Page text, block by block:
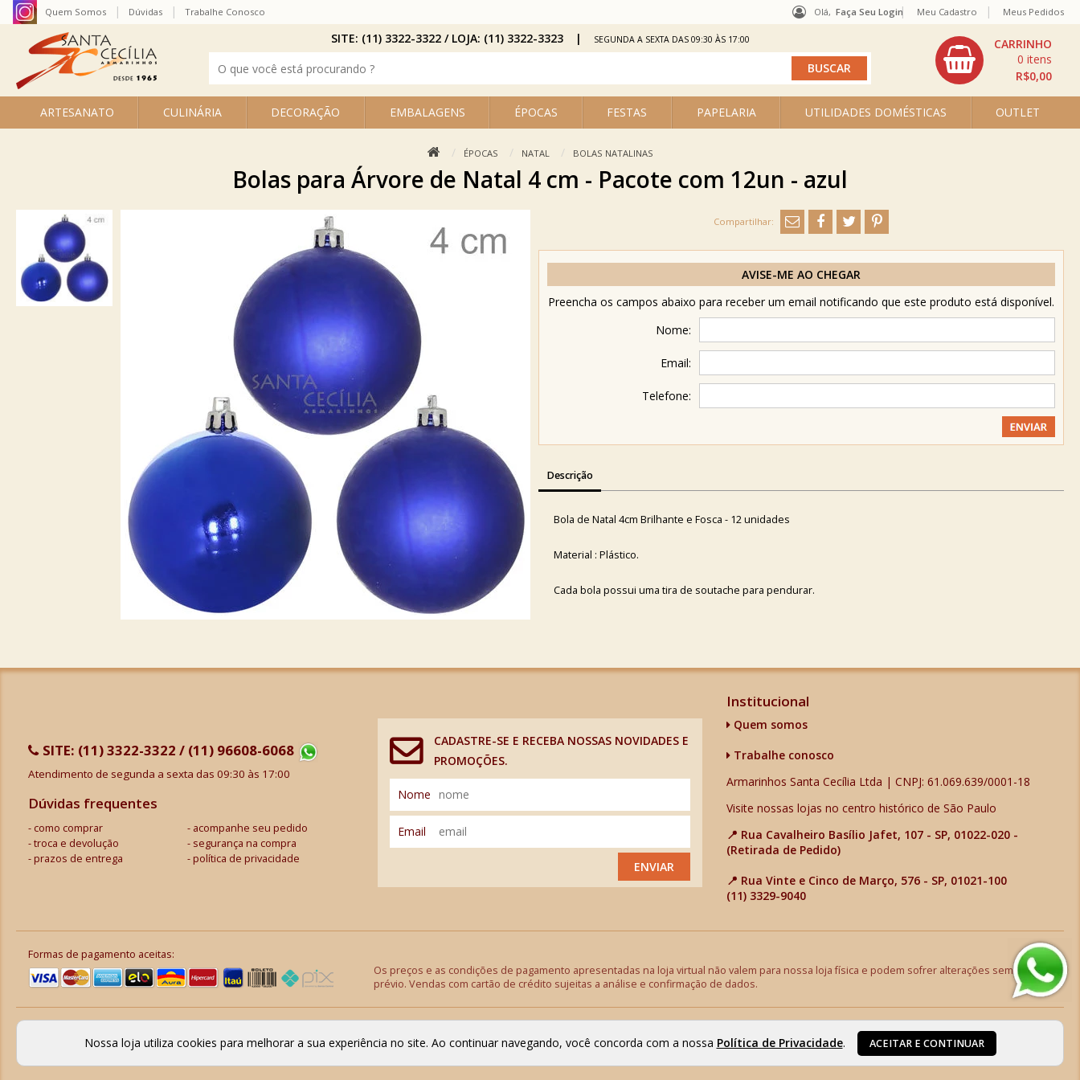
Olá, Faça Seu Login
ARTESANATO CULINÁRIA DECORAÇÃO EMBALAGENS ÉPOCAS FESTAS PAPELARIA UTILIDADES DOMÉSTICAS OUTLET
R$0,00
0
Quem Somos Dúvidas Trabalhe Conosco Meu Cadastro Meus Pedidos
SITE: (11) 3322-3322 / LOJA: (11) 3322-3323 SEGUNDA A SEXTA DAS 09:30 ÀS 17:00
ÉPOCAS NATAL BOLAS NATALINAS
Bolas para Árvore de Natal 4 cm - Pacote com 12un - azul
AVISE-ME AO CHEGAR
Preencha os campos abaixo para receber um email notificando que este produto está disponível.
Nome:
Email:
Telefone:
Descrição
Bola de Natal 4cm Brilhante e Fosca - 12 unidades
Material : Plástico.
Cada bola possui uma tira de soutache para pendurar.
SITE: (11) 3322-3322 / (11) 96608-6068
Atendimento de segunda a sexta das 09:30 às 17:00
Dúvidas frequentes
como comprar
acompanhe seu pedido
troca e devolução
segurança na compra
prazos de entrega
política de privacidade
CADASTRE-SE E RECEBA NOSSAS NOVIDADES E
PROMOÇÕES.
Nome
Email
ENVIAR
Institucional
Quem somos
Trabalhe conosco
Armarinhos Santa Cecília Ltda | CNPJ: 61.069.639/0001-18
Visite nossas lojas no centro histórico de São Paulo
📍 Rua Cavalheiro Basílio Jafet, 107 - SP, 01022-020 -
(Retirada de Pedido)
📍 Rua Vinte e Cinco de Março, 576 - SP, 01021-100
(11) 3329-9040
Formas de pagamento aceitas:
Os preços e as condições de pagamento apresentadas na loja virtual não valem para nossa loja física e podem sofrer alterações sem aviso
prévio. Vendas com cartão de crédito sujeitas a análise e confirmação de dados.
Nossa loja utiliza cookies para melhorar a sua experiência no site. Ao continuar navegando, você concorda com a nossa Política de Privacidade. ACEITAR E CONTINUAR